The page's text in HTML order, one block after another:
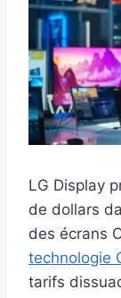
LG Display
de dollars
des écrans
technologie
tarifs